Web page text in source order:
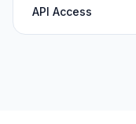
API Access